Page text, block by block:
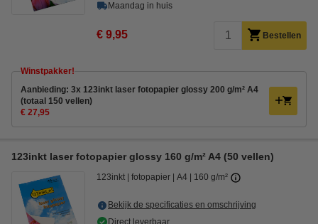
Maandag in huis
€ 9,95 Bestellen
Winstpakker!
Aanbieding: 3x 123inkt laser fotopapier glossy 200 g/m² A4
(totaal 150 vellen)
€ 27,95
123inkt laser fotopapier glossy 160 g/m² A4 (50 vellen)
123inkt fotopapier A4 160 g/m²
Bekijk de specificaties en omschrijving
Direct leverbaar